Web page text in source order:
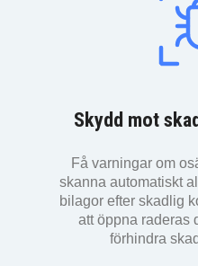
Skydd mot
Få varningar om
skanna automatiskt
bilagor efter skadlig
att öppna raderas
förhindra